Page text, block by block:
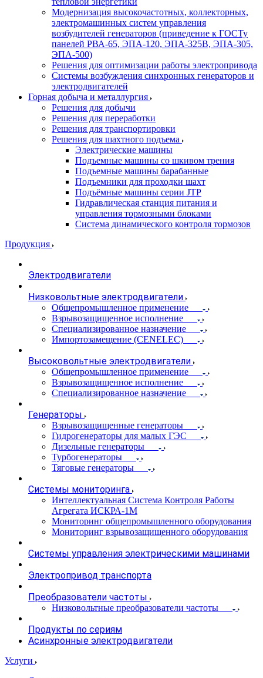
Модернизация высокочастотных, коллекторных,
электромашинных систем управления
возбудителей генераторов (приведение к ГОСТу
панелей РВА-65, ЭПА-120, ЭПА-325В, ЭПА-305,
ЭПА-500)
Решения для оптимизации работы электропривода
Системы возбуждения синхронных генераторов и
электродвигателей
Горная добыча и металлургия
Решения для добычи
Решения для переработки
Решения для транспортировки
Решения для шахтного подъема
Электрические машины
Подъемные машины со шкивом трения
Подъемные машины барабанные
Подъемники для проходки шахт
Подъёмные машины серии JTP
Гидравлическая станция питания и
управления тормозными блоками
Система динамического контроля тормозов
Продукция
Электродвигатели
Низковольтные электродвигатели
Общепромышленное применение
Взрывозащищенное исполнение
Специализированное назначение
Импортозамещение (CENELEC)
Высоковольтные электродвигатели
Общепромышленное применение
Взрывозащищенное исполнение
Специализированное назначение
Генераторы
Взрывозащищенные генераторы
Гидрогенераторы для малых ГЭС
Дизельные генераторы
Турбогенераторы
Тяговые генераторы
Системы мониторинга
Интеллектуальная Система Контроля Работы
Агрегата ИСКРА-1М
Мониторинг общепромышленного оборудования
Мониторинг взрывозащищенного оборудования
Системы управления электрическими машинами
Электропривод транспорта
Преобразователи частоты
Низковольтные преобразователи частоты
Продукты по сериям
Асинхронные электродвигатели
Услуги